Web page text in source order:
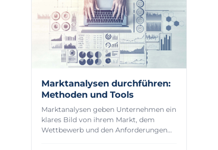
Marktanalysen durchführen:
Methoden und Tools
Marktanalysen geben Unternehmen ein
klares Bild von ihrem Markt, dem
Wettbewerb und den Anforderungen